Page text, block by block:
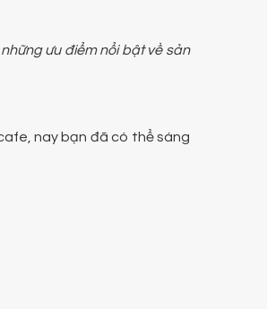
ưu điểm nổi bật về sản
nay bạn đã có thể sáng